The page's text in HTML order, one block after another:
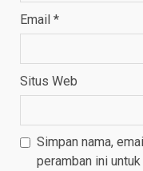
Email *
Situs Web
Simpan nama,
peramban ini